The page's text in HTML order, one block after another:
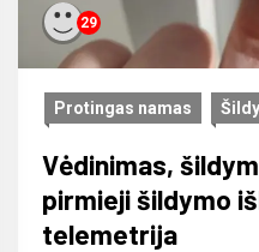
29
Protingas namas
Vėdinimas,
pirmieji šildymo
telemetrija